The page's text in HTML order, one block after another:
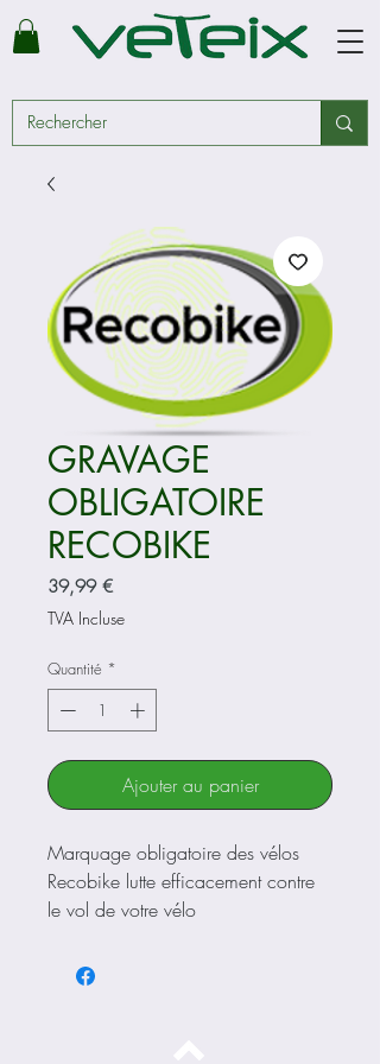
GRAVAGE
OBLIGATOIRE
RECOBIKE
39,99 €Prix
TVA Incluse
Quantité *
Ajouter au panier
Marquage obligatoire des vélos
Recobike lutte efficacement contre
le vol de votre vélo
de vélo est obligatoire, et depuis le
1er Juillet sur les vélos d'occasion.